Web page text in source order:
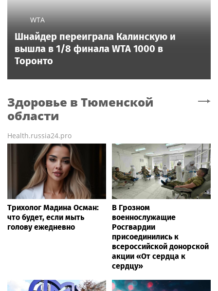
WTA
Шнайдер переиграла Калинскую и
вышла в 1/8 финала WTA 1000 в
Торонто
Здоровье в Тюменской
области
Health.russia24.pro
Трихолог Мадина Осман:
что будет, если мыть
голову ежедневно
В Грозном
военнослужащие
Росгвардии
присоединились к
всероссийской донорской
акции «От сердца к
сердцу»